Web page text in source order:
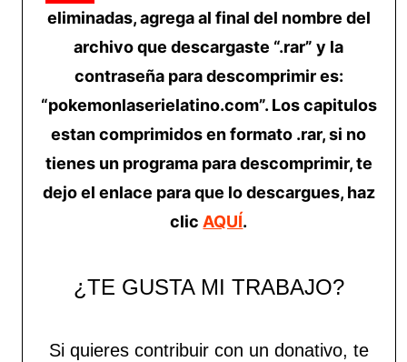
eliminadas, agrega al final del nombre del
archivo que descargaste “.rar” y la
contraseña para descomprimir es:
“pokemonlaserielatino.com”. Los capitulos
estan comprimidos en formato .rar, si no
tienes un programa para descomprimir, te
dejo el enlace para que lo descargues, haz
clic AQUÍ.
¿TE GUSTA MI TRABAJO?
Si quieres contribuir con un donativo, te